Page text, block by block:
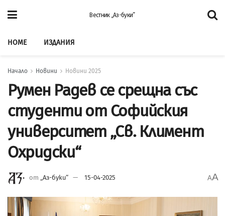
Вестник „Аз-буки”
HOME ИЗДАНИЯ
Начало Новини Новини 2025
Румен Радев се срещна със
студенти от Софийския
университет „Св. Климент
Охридски“
от „Аз-буки“ 15-04-2025 AA